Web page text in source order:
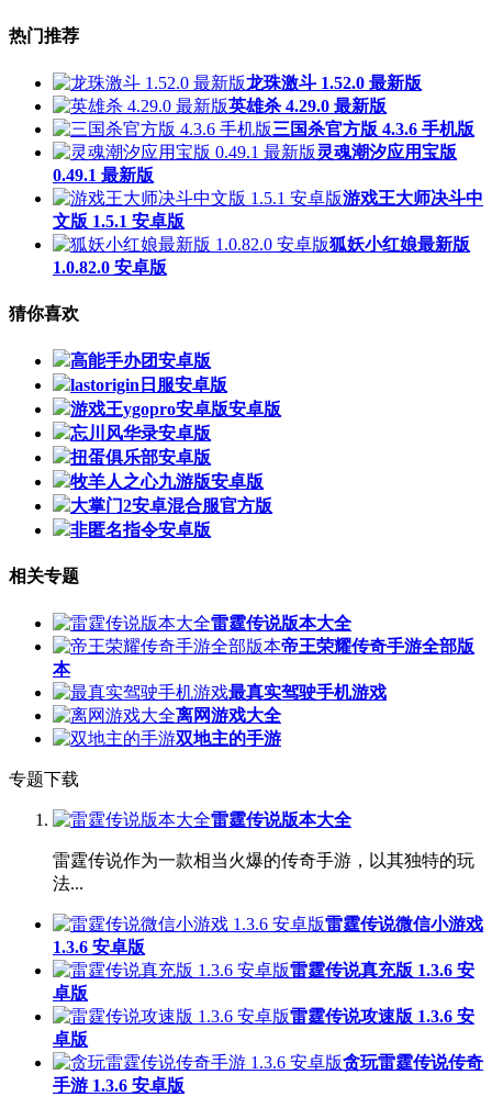
热门推荐
龙珠激斗 1.52.0 最新版
英雄杀 4.29.0 最新版
三国杀官方版 4.3.6 手机版
灵魂潮汐应用宝版
0.49.1 最新版
游戏王大师决斗中
文版 1.5.1 安卓版
狐妖小红娘最新版
1.0.82.0 安卓版
猜你喜欢
高能手办团安卓版
lastorigin日服安卓版
游戏王ygopro安卓版安卓版
忘川风华录安卓版
扭蛋俱乐部安卓版
牧羊人之心九游版安卓版
大掌门2安卓混合服官方版
非匿名指令安卓版
相关专题
雷霆传说版本大全
帝王荣耀传奇手游全部版
本
最真实驾驶手机游戏
离网游戏大全
双地主的手游
专题下载
雷霆传说版本大全
雷霆传说作为一款相当火爆的传奇手游，以其独特的玩
法...
雷霆传说微信小游戏
1.3.6 安卓版
雷霆传说真充版 1.3.6 安
卓版
雷霆传说攻速版 1.3.6 安
卓版
贪玩雷霆传说传奇
手游 1.3.6 安卓版